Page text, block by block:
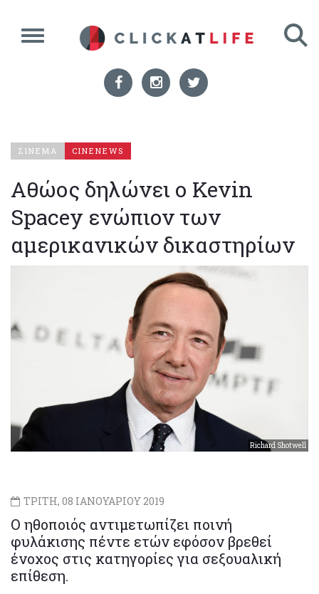
ΣΙΝΕΜΑ CINENEWS
Αθώος δηλώνει ο Kevin
Spacey ενώπιον των
αμερικανικών δικαστηρίων
Richard Shotwell
ΤΡΙΤΗ, 08 ΙΑΝΟΥΑΡΙΟΥ 2019
Ο ηθοποιός αντιμετωπίζει ποινή
φυλάκισης πέντε ετών εφόσον βρεθεί
ένοχος στις κατηγορίες για σεξουαλική
επίθεση.